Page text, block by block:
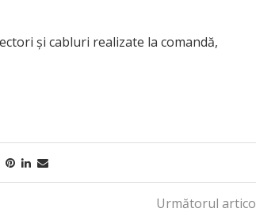
și cabluri realizate la comandă,
Următorul